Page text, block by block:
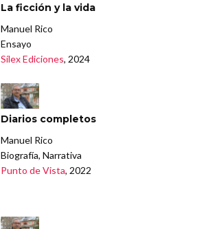
La ficción y la vida
Manuel Rico
Ensayo
Sílex Ediciones, 2024
Diarios completos
Manuel Rico
Biografía, Narrativa
Punto de Vista, 2022